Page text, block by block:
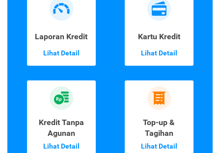
Laporan Kredit
Lihat Detail
Kartu Kredit
Lihat Detail
Kredit Tanpa
Agunan
Lihat Detail
Top-up &
Tagihan
Lihat Detail